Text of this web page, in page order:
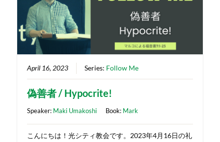
April 16, 2023 Series: Follow Me
偽善者 / Hypocrite!
Speaker: Maki Umakoshi Book: Mark
こんにちは！光シティ教会です。2023年4月16日の礼